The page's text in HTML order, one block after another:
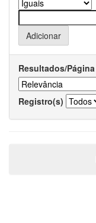
Resultados/Página
Registro(s)